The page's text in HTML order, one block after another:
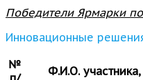
Победители Ярмарки
Инновационные
№
Ф.И.О. участника,